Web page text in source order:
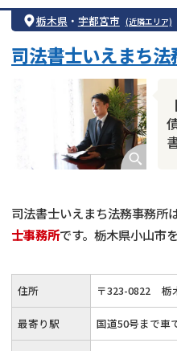
借金返済相談・交渉
自
個人再生
時
会社破産・法人破産
住
カードローン
栃木県 ・ 宇都宮市 (近隣エリア)
司法書士いえまち法
司法書士いえまち法務事務所は
士事務所です。栃木県小山市
当事務所は、一般的な法律事
な費用設定
になっているかと
おりませんし、分割払いも可
を行いたい」とお考えの方は
住所 〒323-0822 栃
最寄り駅 国道50号まで車